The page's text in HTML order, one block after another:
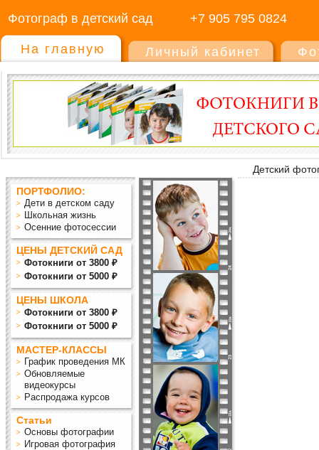
Фотограф в детский сад +7 905 795 0824
На главную Личный кабинет
Детский
ПОРТФОЛИО:
Дети в детском саду
Школьная жизнь
Осенние фотосессии
ЦЕНЫ ДЕТСКИЙ САД
Фотокниги от 3800 ₽
Фотокниги от 5000 ₽
ЦЕНЫ ШКОЛА
Фотокниги от 3800 ₽
Фотокниги от 5000 ₽
МАСТЕР-КЛАССЫ
График проведения МК
Обновляемые
видеокурсы
Распродажа курсов
Статьи
Основы фотографии
Игровая фотография